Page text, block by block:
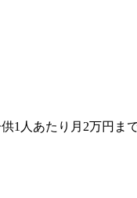
1人あたり月2万円まで